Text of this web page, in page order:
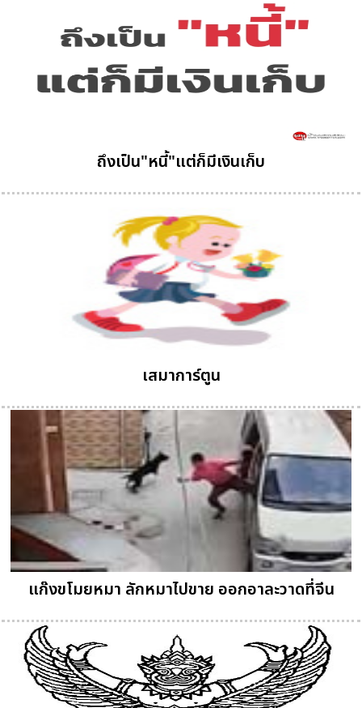
ถึงเป็น"หนี้"แต่ก็มีเงินเก็บ
เสมาการ์ตูน
แก๊งขโมยหมา ลักหมาไปขาย ออกอาละวาดที่จีน